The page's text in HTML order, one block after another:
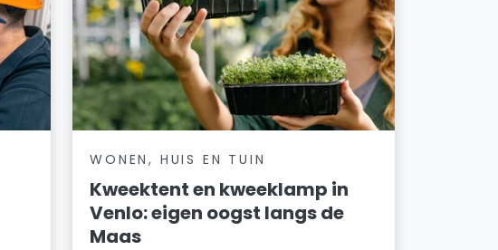
WONEN, HUIS EN TUIN
Kweektent en kweeklamp in
Venlo: eigen oogst langs de
Maas